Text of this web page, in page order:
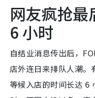
网友疯抢最
6 小时
自结业消息传出后，
店外连日来排队人潮。
等候入店的时间长达 6